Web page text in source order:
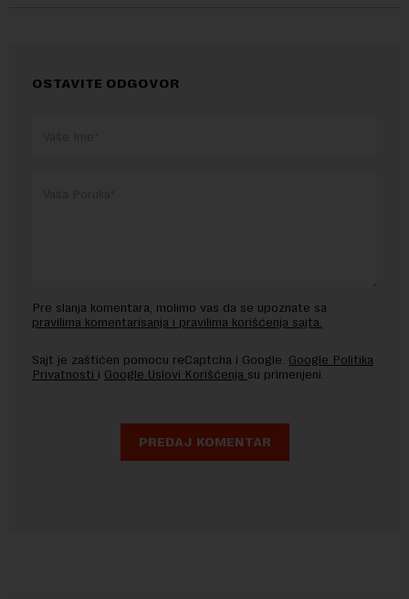
OSTAVITE ODGOVOR
Pre slanja komentara, molimo vas da se upoznate sa
pravilima komentarisanja i pravilima korišćenja sajta.
Sajt je zaštićen pomocu reCaptcha i Google. Google Politika
Privatnosti i Google Uslovi Korišćenja su primenjeni.